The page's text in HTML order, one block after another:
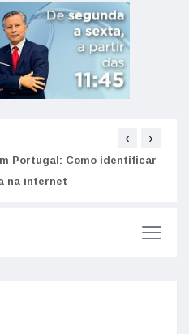
Portugal: Como identificar
na internet
‹ ›